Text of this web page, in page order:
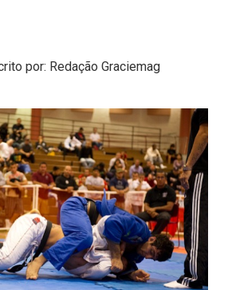
por: Redação Graciemag